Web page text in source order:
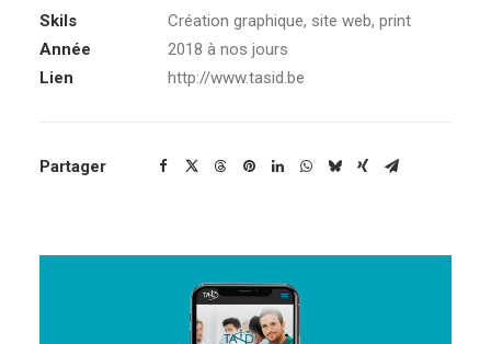
Skils
Création graphique, site web, print
Année
2018 à nos jours
Lien
http://www.tasid.be
Partager